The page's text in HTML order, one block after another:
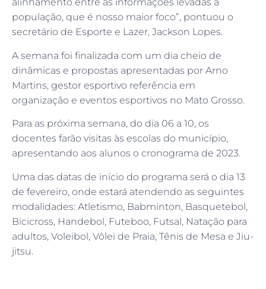
alinhamento entre as informações levadas à
população, que é nosso maior foco”, pontuou o
secretário de Esporte e Lazer, Jackson Lopes.
A semana foi finalizada com um dia cheio de
dinâmicas e propostas apresentadas por Arno
Martins, gestor esportivo referência em
organização e eventos esportivos no Mato Grosso.
Para as próxima semana, do dia 06 a 10, os
docentes farão visitas às escolas do município,
apresentando aos alunos o cronograma de 2023.
Uma das datas de início do programa será o dia 13
de fevereiro, onde estará atendendo as seguintes
modalidades: Atletismo, Babminton, Basquetebol,
Bicicross, Handebol, Futeboo, Futsal, Natação para
adultos, Voleibol, Vôlei de Praia, Tênis de Mesa e Jiu-
jitsu.